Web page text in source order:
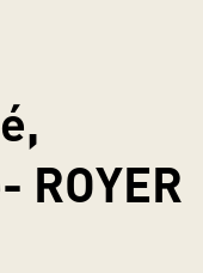
ROYER